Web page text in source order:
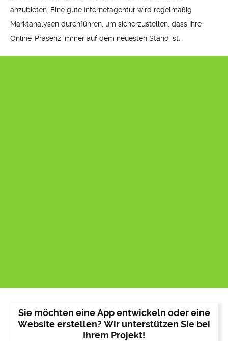
anzubieten. Eine gute Internetagentur wird regelmäßig
Marktanalysen durchführen, um sicherzustellen, dass Ihre
Online-Präsenz immer auf dem neuesten Stand ist.
Sie möchten eine App entwickeln oder eine
Website erstellen? Wir unterstützen Sie bei
Ihrem Projekt!